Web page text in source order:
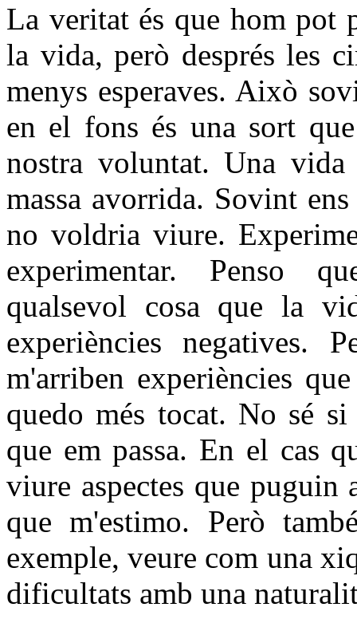
La veritat és que hom pot
la vida, però després les
menys esperaves. Això
en el fons és una sort
nostra voluntat. Una vida
massa avorrida. Sovint
no voldria viure.
experimentar. Penso
qualsevol cosa que la
experiències negatives.
m'arriben experiències
quedo més tocat. No sé
que em passa. En el cas
viure aspectes que puguin
que m'estimo. Però
exemple, veure com una
dificultats amb una